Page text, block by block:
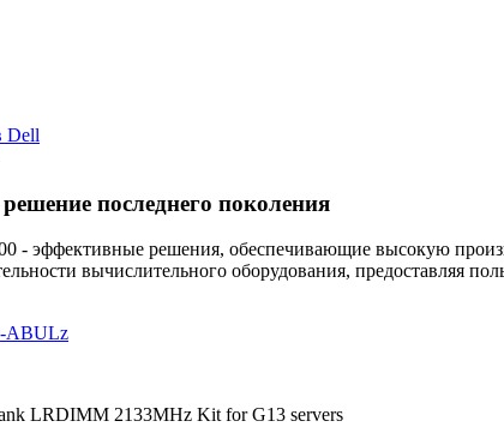
Dell
последнего поколения
эффективные решения, обеспечивающие высокую
вычислительного оборудования, предоставляя
LRDIMM 2133MHz Kit for G13 servers